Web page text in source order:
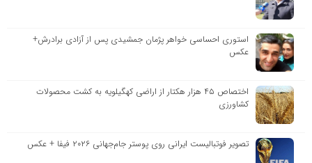
استوری احساسی خواهر پژمان جمشیدی پس از آزادی برادرش+
عکس
اختصاص ۴۵ هزار هکتار از اراضی کهگیلویه به کشت محصولات
کشاورزی
تصویر فوتبالیست ایرانی روی پوستر جام‌جهانی ۲۰۲۶ فیفا + عکس